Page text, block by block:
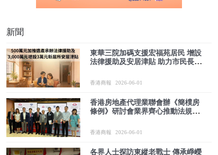
新聞
東華三院加碼支援宏福苑居民 增設
法律援助及安居津貼 助力市民長遠
香港商報 2026-06-01
香港房地產代理業聯會辦《簡樸房
條例》研討會業界齊心推動法規落
香港商報 2026-06-01
各界人士探訪東縱老戰士 傳承崢嶸